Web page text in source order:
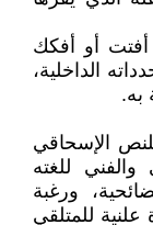
أو أفكك
الداخلية،
به.
الإسحاقي
للغته
ورغبة
علنية للمتلقي